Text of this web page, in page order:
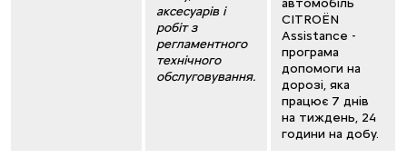
аксесуарів і
робіт з
регламентного
технічного
обслуговування.
автомобіль
CITROËN
Assistance -
програма
допомоги на
дорозі, яка
працює 7 днів
на тиждень, 24
години на добу.